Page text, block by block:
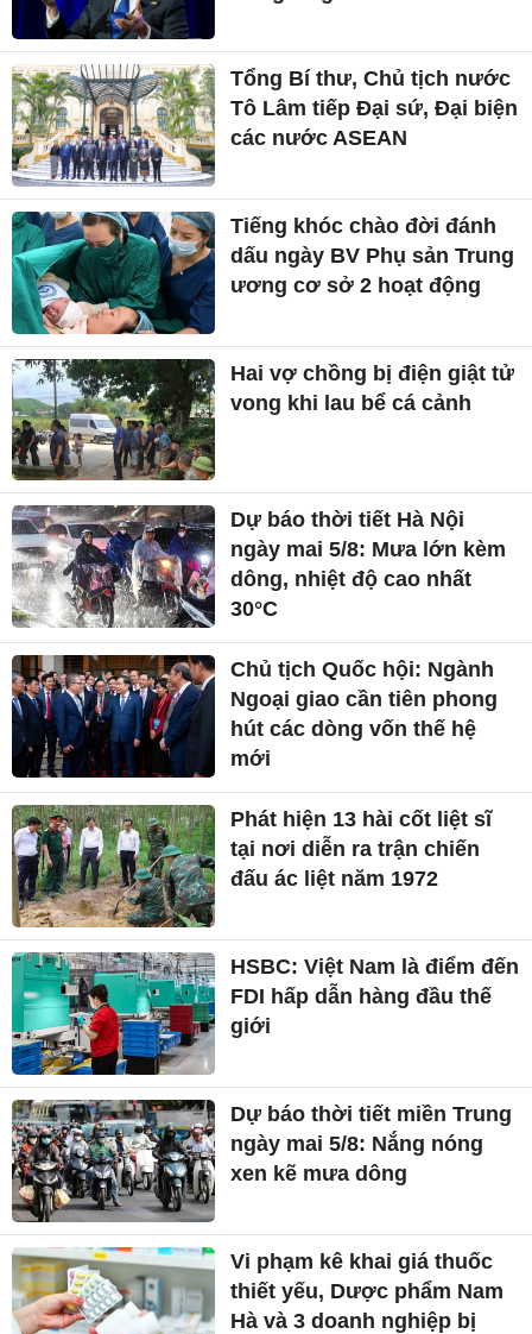
Tổng Bí thư, Chủ tịch nước
Tô Lâm tiếp Đại sứ, Đại biện
các nước ASEAN
Tiếng khóc chào đời đánh
dấu ngày BV Phụ sản Trung
ương cơ sở 2 hoạt động
Hai vợ chồng bị điện giật tử
vong khi lau bể cá cảnh
Dự báo thời tiết Hà Nội
ngày mai 5/8: Mưa lớn kèm
dông, nhiệt độ cao nhất
30°C
Chủ tịch Quốc hội: Ngành
Ngoại giao cần tiên phong
hút các dòng vốn thế hệ
mới
Phát hiện 13 hài cốt liệt sĩ
tại nơi diễn ra trận chiến
đấu ác liệt năm 1972
HSBC: Việt Nam là điểm đến
FDI hấp dẫn hàng đầu thế
giới
Dự báo thời tiết miền Trung
ngày mai 5/8: Nắng nóng
xen kẽ mưa dông
Vi phạm kê khai giá thuốc
thiết yếu, Dược phẩm Nam
Hà và 3 doanh nghiệp bị